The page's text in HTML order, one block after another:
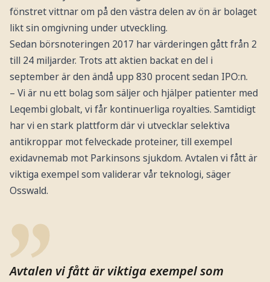
fönstret vittnar om på den västra delen av ön är bolaget
likt sin omgivning under utveckling.
Sedan börsnoteringen 2017 har värderingen gått från 2
till 24 miljarder. Trots att aktien backat en del i
september är den ändå upp 830 procent sedan IPO:n.
– Vi är nu ett bolag som säljer och hjälper patienter med
Leqembi globalt, vi får kontinuerliga royalties. Samtidigt
har vi en stark plattform där vi utvecklar selektiva
antikroppar mot felveckade proteiner, till exempel
exidavnemab mot Parkinsons sjukdom. Avtalen vi fått är
viktiga exempel som validerar vår teknologi, säger
Osswald.
Avtalen vi fått är viktiga exempel som